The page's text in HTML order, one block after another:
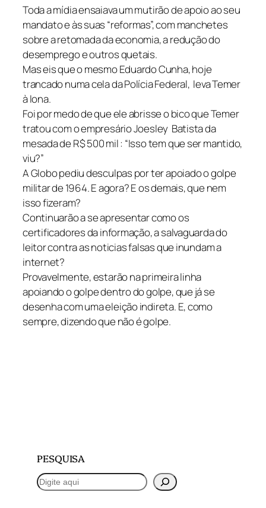
Toda a mídia ensaiava um mutirão de apoio ao seu
mandato e às suas “reformas”, com manchetes
sobre a retomada da economia, a redução do
desemprego e outros quetais.
Mas eis que o mesmo Eduardo Cunha, hoje
trancado numa cela da Polícia Federal, leva Temer
à lona.
Foi por medo de que ele abrisse o bico que Temer
tratou com o empresário Joesley Batista da
mesada de R$ 500 mil : “Isso tem que ser mantido,
viu?”
A Globo pediu desculpas por ter apoiado o golpe
militar de 1964. E agora? E os demais, que nem
isso fizeram?
Continuarão a se apresentar como os
certificadores da informação, a salvaguarda do
leitor contra as noticias falsas que inundam a
internet?
Provavelmente, estarão na primeira linha
apoiando o golpe dentro do golpe, que já se
desenha com uma eleição indireta. E, como
sempre, dizendo que não é golpe.
PESQUISA
P
e